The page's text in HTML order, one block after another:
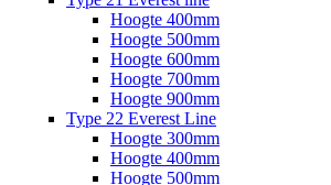
Hoogte 400mm
Hoogte 500mm
Hoogte 600mm
Hoogte 700mm
Hoogte 900mm
Type 22 Everest Line
Hoogte 300mm
Hoogte 400mm
Hoogte 500mm